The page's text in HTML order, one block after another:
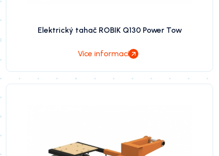
Elektrický tahač ROBIK Q130 Power Tow
Více informací